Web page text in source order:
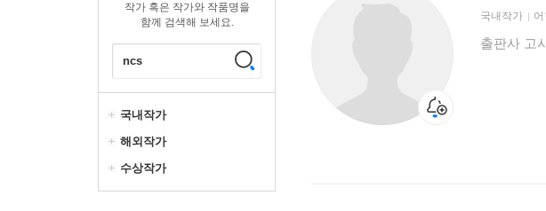
작가 혹은 작가와 작품명을
함께 검색해 보세요.
국내작가
해외작가
수상작가
국내작가
출판사 고